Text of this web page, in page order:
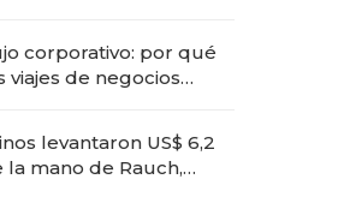
corporativo: por qué
viajes de negocios
levantaron US$ 6,2
mano de Rauch,